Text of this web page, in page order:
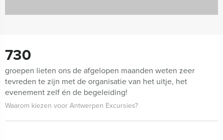
730
groepen lieten ons de afgelopen maanden weten zeer
tevreden te zijn met de organisatie van het uitje, het
evenement zelf én de begeleiding!
Waarom kiezen voor Antwerpen Excursies?